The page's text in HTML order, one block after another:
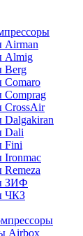
Airman
Almig
Berg
Comaro
Comprag
CrossAir
Dalgakiran
Dali
Fini
Ironmac
ЗИФ
ЧКЗ
Airbox